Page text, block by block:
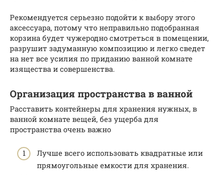
Рекомендуется серьезно подойти к выбору этого
аксессуара, потому что неправильно подобранная
корзина будет чужеродно смотреться в помещении,
разрушит задуманную композицию и легко сведет
на нет все усилия по приданию ванной комнате
изящества и совершенства.
Организация пространства в ванной
Расставить контейнеры для хранения нужных, в
ванной комнате вещей, без ущерба для
пространства очень важно
Лучше всего использовать квадратные или
прямоугольные емкости для хранения.